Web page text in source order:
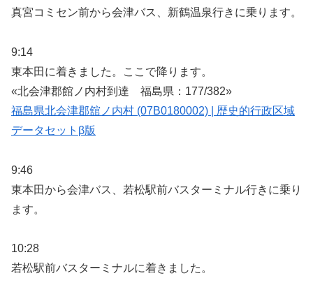
真宮コミセン前から会津バス、新鶴温泉行きに乗ります。
9:14
東本田に着きました。ここで降ります。
«北会津郡館ノ内村到達 福島県：177/382»
福島県北会津郡舘ノ内村 (07B0180002) | 歴史的行政区域
データセットβ版
9:46
東本田から会津バス、若松駅前バスターミナル行きに乗り
ます。
10:28
若松駅前バスターミナルに着きました。